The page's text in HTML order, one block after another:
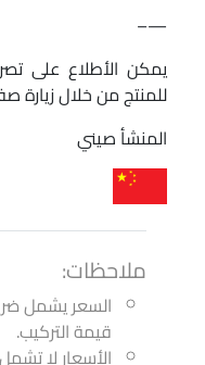
—–
يمكن الأطلاع على
للمنتج من خلال زيارة
المنشأ صيني
ملاحظات:
السعر يشمل
قيمة التركيب.
الأسعار لا